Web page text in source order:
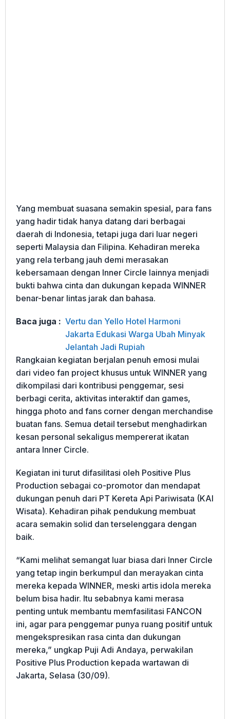
Yang membuat suasana semakin spesial, para fans
yang hadir tidak hanya datang dari berbagai
daerah di Indonesia, tetapi juga dari luar negeri
seperti Malaysia dan Filipina. Kehadiran mereka
yang rela terbang jauh demi merasakan
kebersamaan dengan Inner Circle lainnya menjadi
bukti bahwa cinta dan dukungan kepada WINNER
benar-benar lintas jarak dan bahasa.
Baca juga : Vertu dan Yello Hotel Harmoni
Jakarta Edukasi Warga Ubah Minyak
Jelantah Jadi Rupiah
Rangkaian kegiatan berjalan penuh emosi mulai
dari video fan project khusus untuk WINNER yang
dikompilasi dari kontribusi penggemar, sesi
berbagi cerita, aktivitas interaktif dan games,
hingga photo and fans corner dengan merchandise
buatan fans. Semua detail tersebut menghadirkan
kesan personal sekaligus mempererat ikatan
antara Inner Circle.
Kegiatan ini turut difasilitasi oleh Positive Plus
Production sebagai co-promotor dan mendapat
dukungan penuh dari PT Kereta Api Pariwisata (KAI
Wisata). Kehadiran pihak pendukung membuat
acara semakin solid dan terselenggara dengan
baik.
“Kami melihat semangat luar biasa dari Inner Circle
yang tetap ingin berkumpul dan merayakan cinta
mereka kepada WINNER, meski artis idola mereka
belum bisa hadir. Itu sebabnya kami merasa
penting untuk membantu memfasilitasi FANCON
ini, agar para penggemar punya ruang positif untuk
mengekspresikan rasa cinta dan dukungan
mereka,” ungkap Puji Adi Andaya, perwakilan
Positive Plus Production kepada wartawan di
Jakarta, Selasa (30/09).